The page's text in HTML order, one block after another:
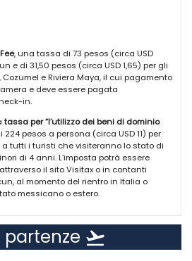
entrambi da autobus con passaggi
di Cancun.
ombrelloni, lettini e teli mare a
a poche decine di metri da riva
o a nuoto per lo snorkeling.
m2) distribuite in 4 blocchi di 3 piani, tutte
balcone, servizi privati, asciugacapelli,
telefono, tv con canali italiani (Rai
minibar (rifornito
wi-fi gratuita.
cui un sushi bar, uno snack bar, un lobby
discoteca, un bar presso la piscina, uno
, una tassa di 73 pesos (circa USD
e di 31,50 pesos (circa USD 1,65) per gli
e Riviera Maya, il cui pagamento
e deve essere pagata
in.
tassa per “l’utilizzo dei beni di dominio
pesos a persona (circa USD 11) per
tutti i turisti che visiteranno lo stato di
di 4 anni. L’imposta potrà essere
il sito Visitax o in contanti
al momento del rientro in Italia o
messicano o estero.
partenze flight_takeoff